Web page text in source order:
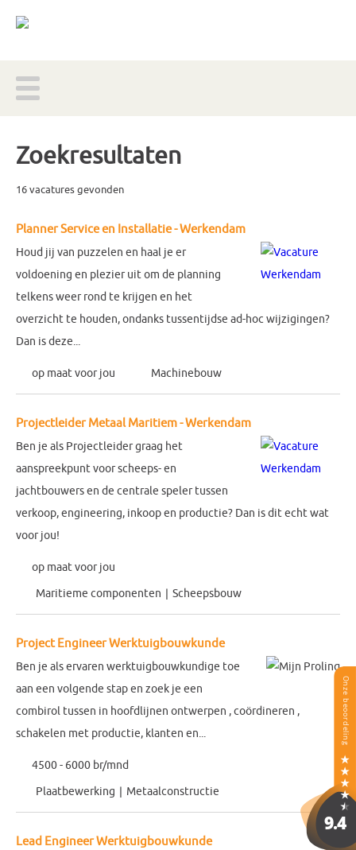
Zoekresultaten
16 vacatures gevonden
Planner Service en Installatie - Werkendam
Houd jij van puzzelen en haal je er
voldoening en plezier uit om de planning
telkens weer rond te krijgen en het
overzicht te houden, ondanks tussentijdse ad-hoc wijzigingen?
Dan is deze...
op maat voor jou Machinebouw
Projectleider Metaal Maritiem - Werkendam
Ben je als Projectleider graag het
aanspreekpunt voor scheeps- en
jachtbouwers en de centrale speler tussen
verkoop, engineering, inkoop en productie? Dan is dit echt wat
voor jou!
op maat voor jou
Maritieme componenten
Scheepsbouw
Project Engineer Werktuigbouwkunde
Ben je als ervaren werktuigbouwkundige toe
aan een volgende stap en zoek je een
combirol tussen in hoofdlijnen ontwerpen , coördineren ,
schakelen met productie, klanten en...
4500 - 6000 br/mnd
Plaatbewerking
Metaalconstructie
Lead Engineer Werktuigbouwkunde